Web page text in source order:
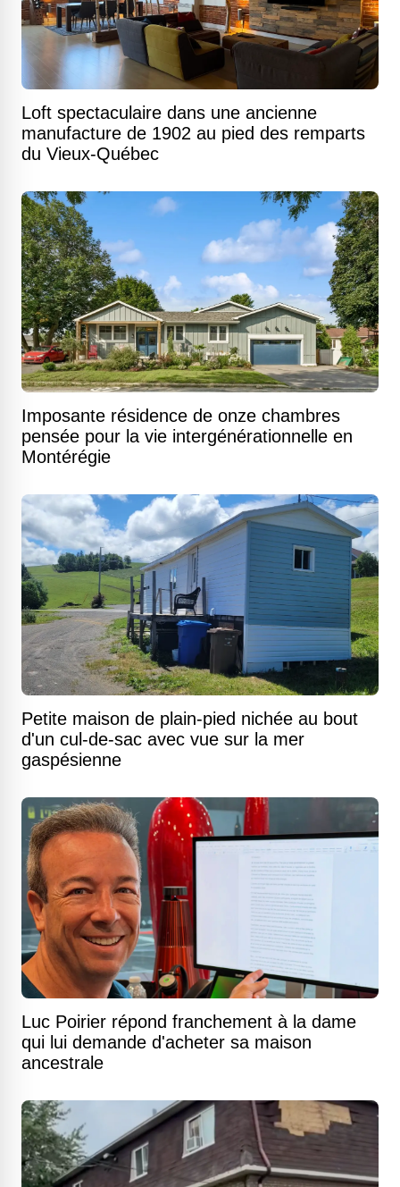
Loft spectaculaire dans une ancienne
manufacture de 1902 au pied des remparts
du Vieux-Québec
Imposante résidence de onze chambres
pensée pour la vie intergénérationnelle en
Montérégie
Petite maison de plain-pied nichée au bout
d'un cul-de-sac avec vue sur la mer
gaspésienne
Luc Poirier répond franchement à la dame
qui lui demande d'acheter sa maison
ancestrale